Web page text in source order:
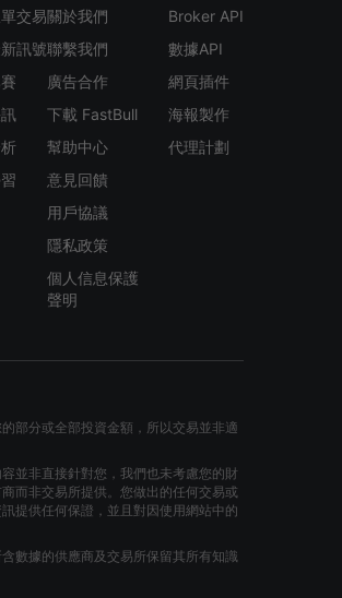
交易
訊號
關於我們
聯繫我們
廣告合作
下載 FastBull
幫助中心
意見回饋
用戶協議
隱私政策
個人信息保護
聲明
Broker API
數據API
網頁插件
海報製作
代理計劃
部分或全部投資金額，所以交易並非適
並非直接針對您，我們也未考慮您的財
而非交易所提供。您做出的任何交易或
提供任何保證，並且對因使用網站中的
數據的供應商及交易所保留其所有知識